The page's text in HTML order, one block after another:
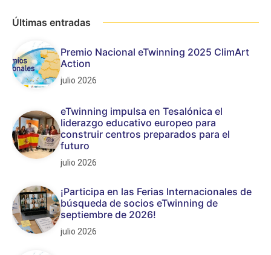
Últimas entradas
Premio Nacional eTwinning 2025 ClimArt
Action
julio 2026
eTwinning impulsa en Tesalónica el
liderazgo educativo europeo para
construir centros preparados para el
futuro
julio 2026
¡Participa en las Ferias Internacionales de
búsqueda de socios eTwinning de
septiembre de 2026!
julio 2026